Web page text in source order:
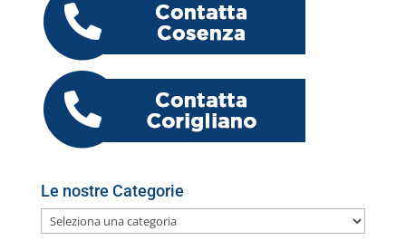
o
o
k
n p
p er
o
o
M
ai
l
di
Le nostre Categorie
Le
nostre